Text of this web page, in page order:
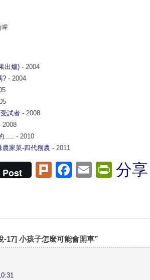
出爐) - 2004
? - 2004
試者 - 2008
2008
..... - 2010
農家菜-四代務農 - 2011
Post PlurkFacebook
Email分享
17] 小孩子怎麼可能會開車”